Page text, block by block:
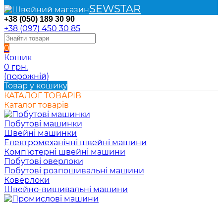
SEWSTAR
+38 (050) 189 30 90
+38 (097) 450 30 85
0
Кошик
0 грн.
(порожній)
Товар у кошику
КАТАЛОГ ТОВАРІВ
Каталог товарів
Побутові машинки
Швейні машинки
Електромеханічні швейні машини
Комп'ютерні швейні машини
Побутові оверлоки
Побутові розпошивальні машини
Коверлоки
Швейно-вишивальні машини